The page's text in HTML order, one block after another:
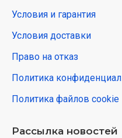
Условия и гарантия
Условия доставки
Право на отказ
Политика
Политика файлов cookie
Рассылка новостей